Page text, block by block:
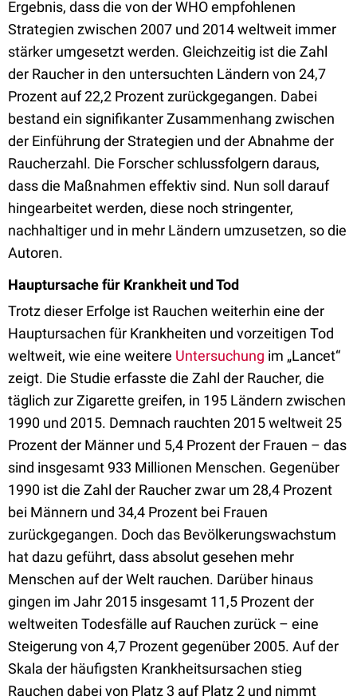
Ergebnis, dassdie von der WHO empfohlenen
Strategien zwischen 2007 und 2014 weltweit immer
stärker umgesetzt werden. Gleichzeitig ist die Zahl
der Raucher in den untersuchten Ländern von 24,7
Prozent auf 22,2 Prozent zurückgegangen. Dabei
bestand ein signifikanter Zusammenhang zwischen
der Einführung der Strategien und der Abnahme der
Raucherzahl. Die Forscher schlussfolgern daraus,
dass die Maßnahmen effektiv sind. Nun soll darauf
hingearbeitet werden, diese noch stringenter,
nachhaltiger und in mehr Ländern umzusetzen, so die
Autoren.
Hauptursache für Krankheit und Tod
Trotz dieser Erfolge ist Rauchen weiterhin eine der
Hauptursachen für Krankheiten und vorzeitigen Tod
weltweit, wie eine weitere Untersuchung im „Lancet“
zeigt. Die Studie erfasste die Zahl der Raucher, die
täglich zur Zigarette greifen, in 195 Ländern zwischen
1990 und 2015. Demnach rauchten 2015 weltweit 25
Prozent der Männer und 5,4 Prozent der Frauen – das
sind insgesamt 933 Millionen Menschen. Gegenüber
1990 ist die Zahl der Raucher zwar um 28,4 Prozent
bei Männern und 34,4 Prozent bei Frauen
zurückgegangen. Doch das Bevölkerungswachstum
hat dazu geführt, dass absolut gesehen mehr
Menschen auf der Welt rauchen. Darüber hinaus
gingen im Jahr 2015 insgesamt 11,5 Prozent der
weltweiten Todesfälle auf Rauchen zurück – eine
Steigerung von 4,7 Prozent gegenüber 2005. Auf der
Skala der häufigsten Krankheitsursachen stieg
Rauchen dabei von Platz 3 auf Platz 2 und nimmt